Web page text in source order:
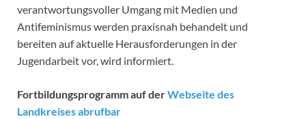
verantwortungsvoller Umgang mit Medien und
Antifeminismus werden praxisnah behandelt und
bereiten auf aktuelle Herausforderungen in der
Jugendarbeit vor, wird informiert.
Fortbildungsprogramm auf derWebseite des
Landkreises abrufbar